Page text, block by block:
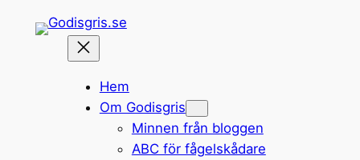
Hem
Om Godisgris
Minnen från bloggen
ABC för fågelskådare